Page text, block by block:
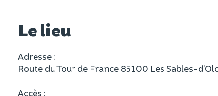
Le lieu
Adresse :
Route du Tour de France 85100 Les Sables-
Accès :